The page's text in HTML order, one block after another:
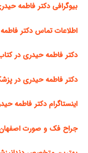
بیوگرافی دکتر فاطمه
اطلاعات تماس دکتر
دکتر فاطمه حیدری در
دکتر فاطمه حیدری در
اینستاگرام دکتر فاطمه
جراح فک و صورت